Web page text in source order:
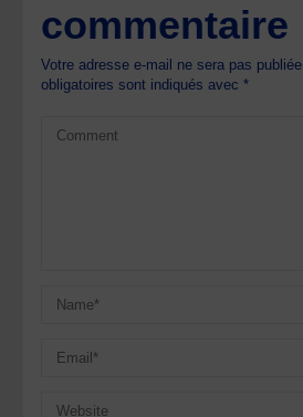
commentaire
Votre adresse e-mail ne sera pas publiée.
obligatoires sont indiqués avec*